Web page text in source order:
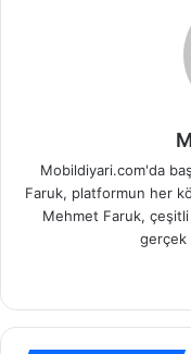
Mobildiyari.com'da
Faruk, platformun her
Mehmet Faruk,
gerçek